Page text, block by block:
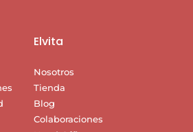
Elvita
Nosotros
Tienda
Blog
Colaboraciones